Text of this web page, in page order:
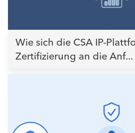
Wie sich die CSA IP-
Zertifizierung an die Anf...